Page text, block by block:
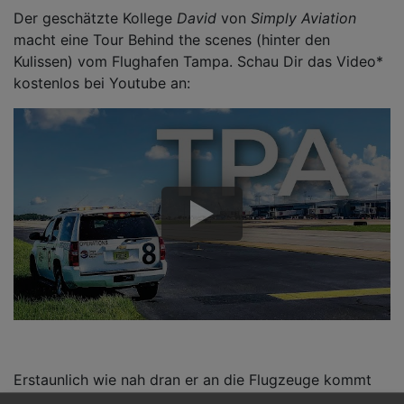
Der geschätzte Kollege David von Simply Aviation
macht eine Tour Behind the scenes (hinter den
Kulissen) vom Flughafen Tampa. Schau Dir das Video*
kostenlos bei Youtube an:
Erstaunlich wie nah dran er an die Flugzeuge kommt